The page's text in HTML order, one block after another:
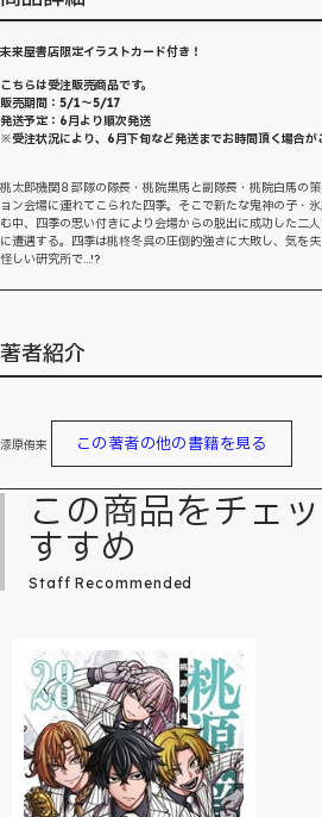
未来屋書店限定イラストカード付き！
こちらは受注販売商品です。
販売期間：5/1～5/17
発送予定：6月より順次発送
※受注状況により、6月下旬など発送までお時間頂く場合が
桃太郎機関８部隊の隊長・桃院黒馬と副隊長・桃院白馬の
ョン会場に連れてこられた四季。そこで新たな鬼神の子・
む中、四季の思い付きにより会場からの脱出に成功した二
に遭遇する。四季は桃柊冬呉の圧倒的強さに大敗し、気を
怪しい研究所で…!?
著者紹介
漆原侑来 この著者の他の書籍を見る
この商品をチェ
すすめ
Staff Recommended